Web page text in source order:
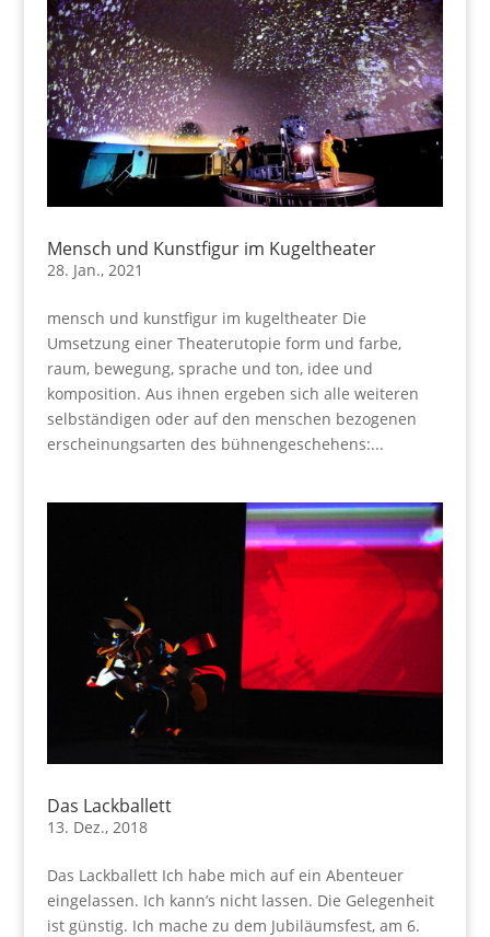
Mensch und Kunstfigur im Kugeltheater
28. Jan., 2021
mensch und kunstfigur im kugeltheater Die
Umsetzung einer Theaterutopie form und farbe,
raum, bewegung, sprache und ton, idee und
komposition. Aus ihnen ergeben sich alle weiteren
selbständigen oder auf den menschen bezogenen
erscheinungsarten des bühnengeschehens:...
Das Lackballett
13. Dez., 2018
Das Lackballett Ich habe mich auf ein Abenteuer
eingelassen. Ich kann’s nicht lassen. Die Gelegenheit
ist günstig. Ich mache zu dem Jubiläumsfest, am 6.